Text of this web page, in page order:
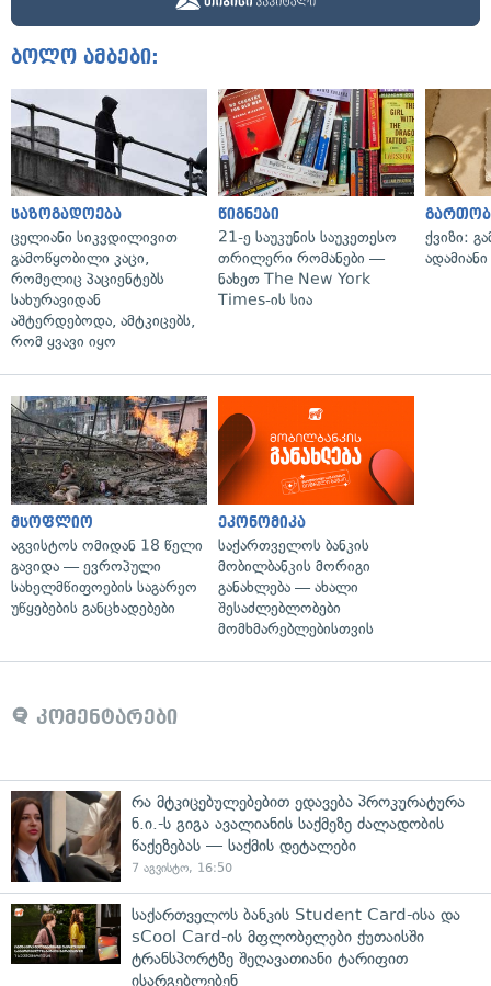
ბოლო ამბები:
საზოგადოება
ცელიანი სიკვდილივით
გამოწყობილი კაცი,
რომელიც პაციენტებს
სახურავიდან
აშტერდებოდა, ამტკიცებს,
რომ ყვავი იყო
წიგნები
21-ე საუკუნის საუკეთესო
თრილერი რომანები —
ნახეთ The New York
Times-ის სია
ქვიზი:
მსოფლიო
აგვისტოს ომიდან 18 წელი
გავიდა — ევროპული
სახელმწიფოების საგარეო
უწყებების განცხადებები
ეკონომიკა
საქართველოს ბანკის
მობილბანკის მორიგი
განახლება — ახალი
შესაძლებლობები
მომხმარებლებისთვის
კომენტარები
რა მტკიცებულებებით ედავება პროკურატურა
ნ.ი.-ს გიგა ავალიანის საქმეზე ძალადობის
წაქეზებას — საქმის დეტალები
7 აგვისტო, 16:50
საქართველოს ბანკის Student Card-ისა და
sCool Card-ის მფლობელები ქუთაისში
ტრანსპორტზე შეღავათიანი ტარიფით
ისარგებლებენ